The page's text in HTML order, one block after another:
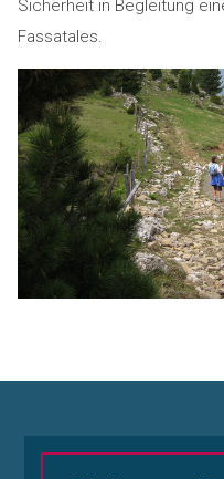
Sicherheit in Begleitung
Fassatales.